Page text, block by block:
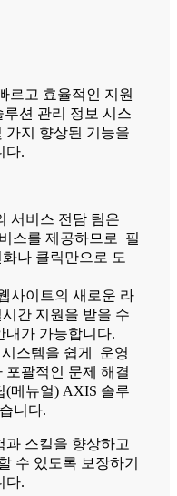
르고 효율적인 지원
션 관리 정보 시스
지 향상된 기능을
다.
서비스 전담 팀은
스를 제공하므로 필
나 클릭만으로 도
사이트의 새로운 라
간 지원을 받을 수
가 가능합니다.
스템을 쉽게 운영
포괄적인 문제 해결
(메뉴얼) AXIS 솔루
니다.
과 스킬을 향상하고
수 있도록 보장하기
다.